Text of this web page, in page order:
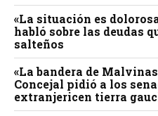
«La situación es
habló sobre las deudas
salteños
«La bandera de
Concejal pidió a los
extranjericen tierra